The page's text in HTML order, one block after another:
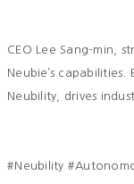
CEO Lee Sang-min,
Neubie’s
Neubility, drives
#Neubility